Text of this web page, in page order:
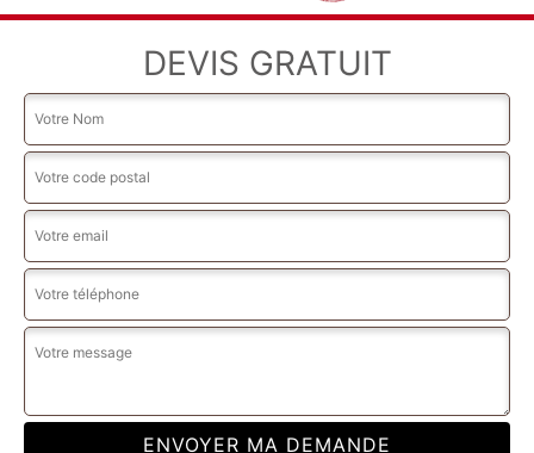
DEVIS GRATUIT